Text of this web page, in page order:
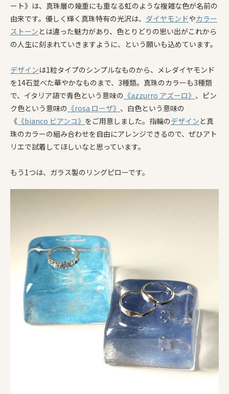
ート》は、真珠層の幾重にも重なる虹のような複雑な色が名前の
由来です。優しく輝く真珠特有の光沢は、 ダイヤモンドやカラー
ストーンとは違った魅力があり、色とりどりの思い出がこれから
の人生に刻まれていきますように、という願いも込めています。
デザインは1粒タイプのシンプルなものから、メレダイヤモンド
を14石並べた華やかなものまで、3種類。真珠のカラーも3種類
で、イタリア語で青色という意味の 《azzurro アズーロ》 、ピン
ク色という意味の 《rosa ローザ》 、白色という意味の
《 《bianco ビアンコ》 をご用意しました。指輪のデザインと真
珠のカラーの組み合わせを自由にアレンジできるので、ぜひアト
リエで試着してほしいなと思っています。
もう1つは、ガラス製のリングピローです。